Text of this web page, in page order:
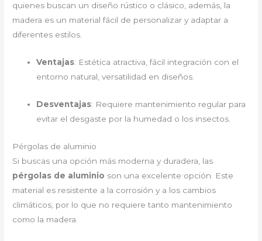
quienes buscan un diseño rústico o clásico, además, la
madera es un material fácil de personalizar y adaptar a
diferentes estilos.
Ventajas: Estética atractiva, fácil integración con el
entorno natural, versatilidad en diseños.
Desventajas: Requiere mantenimiento regular para
evitar el desgaste por la humedad o los insectos.
Pérgolas de aluminio
Si buscas una opción más moderna y duradera, las
pérgolas de aluminio son una excelente opción. Este
material es resistente a la corrosión y a los cambios
climáticos, por lo que no requiere tanto mantenimiento
como la madera.